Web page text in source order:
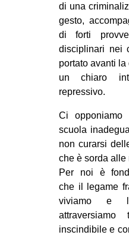
di una
gesto,
di forti
disciplinari nei
portato avanti
un chiaro
repressivo.
Ci
scuola
non curarsi
che è sorda alle
Per noi è
che il legame
viviamo e
inscindibile e